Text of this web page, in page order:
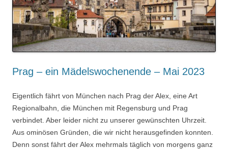
Prag – ein Mädelswochenende – Mai 2023
Eigentlich fährt von München nach Prag der Alex, eine Art
Regionalbahn, die München mit Regensburg und Prag
verbindet. Aber leider nicht zu unserer gewünschten Uhrzeit.
Aus ominösen Gründen, die wir nicht herausgefinden konnten.
Denn sonst fährt der Alex mehrmals täglich von morgens ganz